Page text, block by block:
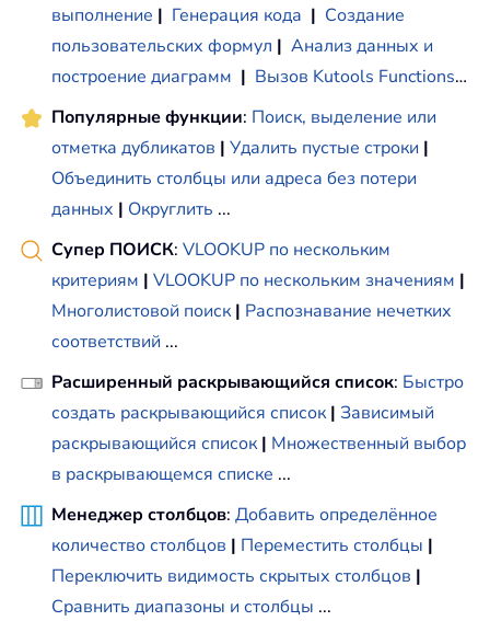
выполнение | Генерация кода | Создание
пользовательских формул | Анализ данных и
построение диаграмм | Вызов Kutools Functions…
Популярные функции: Поиск, выделение или
отметка дубликатов | Удалить пустые строки |
Объединить столбцы или адреса без потери
данных | Округлить ...
Супер ПОИСК: VLOOKUP по нескольким
критериям | VLOOKUP по нескольким значениям |
Многолистовой поиск | Распознавание нечетких
соответствий ...
Расширенный раскрывающийся список: Быстро
создать раскрывающийся список | Зависимый
раскрывающийся список | Множественный выбор
в раскрывающемся списке ...
Менеджер столбцов: Добавить определённое
количество столбцов | Переместить столбцы |
Переключить видимость скрытых столбцов |
Сравнить диапазоны и столбцы ...